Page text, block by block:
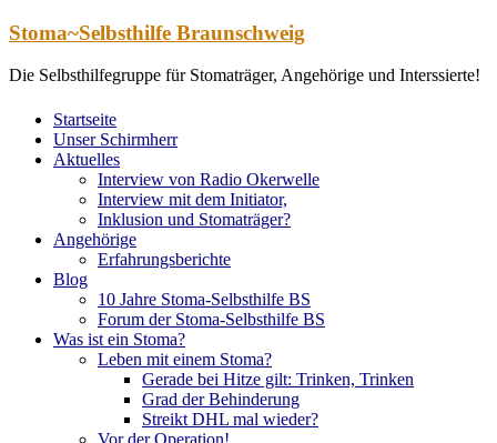
Zum
springen
Stoma~Selbsthilfe Braunschweig
Die Selbsthilfegruppe für Stomaträger, Angehörige und Interssierte!
Startseite
Unser Schirmherr
Aktuelles
Interview von Radio Okerwelle
Interview mit dem Initiator,
Inklusion und Stomaträger?
Angehörige
Erfahrungsberichte
Blog
10 Jahre Stoma-Selbsthilfe BS
Forum der Stoma-Selbsthilfe BS
Was ist ein Stoma?
Leben mit einem Stoma?
Gerade bei Hitze gilt: Trinken, Trinken
Grad der Behinderung
Streikt DHL mal wieder?
Vor der Operation!